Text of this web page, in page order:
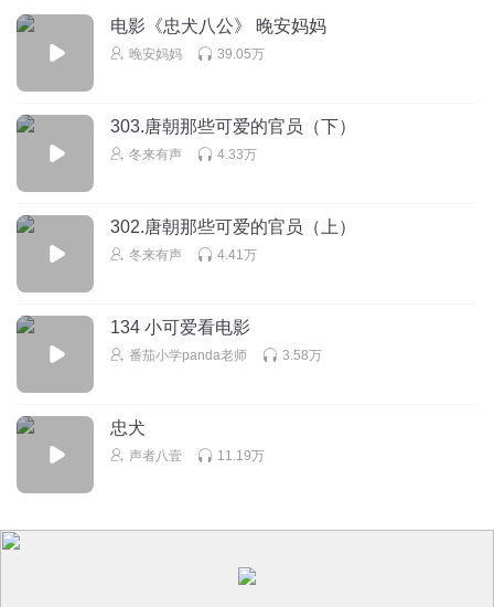
电影《忠犬八公》 晚安妈妈
晚安妈妈 39.05万
303.唐朝那些可爱的官员（下）
冬来有声 4.33万
302.唐朝那些可爱的官员（上）
冬来有声 4.41万
134 小可爱看电影
番茄小学panda老师 3.58万
忠犬
声者八壹 11.19万